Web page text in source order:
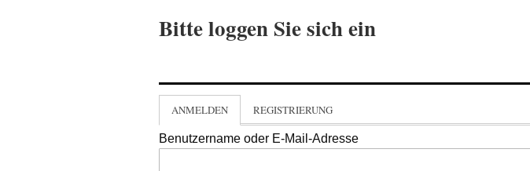
Bitte loggen Sie sich ein
ANMELDEN REGISTRIERUNG
Benutzername oder E-Mail-Adresse